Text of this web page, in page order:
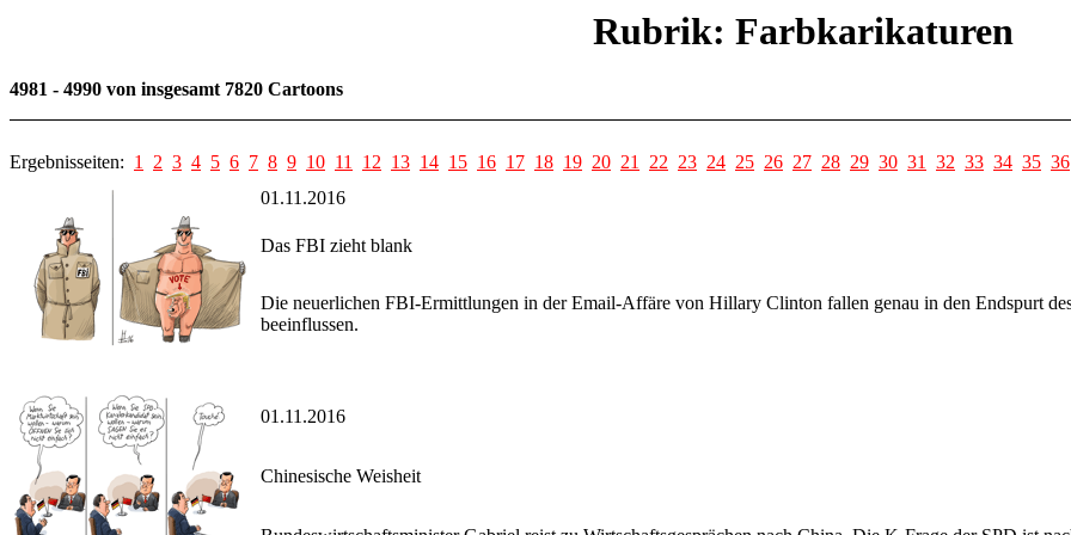
Rubrik: Farbkarikaturen
4981 - 4990 von insgesamt 7820 Cartoons
Ergebnisseiten: 1 2 3 4 5 6 7 8 9 10 11 12 13 14 15 16 17 18 19 20 21 22 23 24 25 26 27 28 29 30 31 32 33 34 35 36
01.11.2016
Das FBI zieht blank
Die neuerlichen FBI-Ermittlungen in der Email-Affäre von Hillary Clinton fallen genau in den Endspurt
beeinflussen.
01.11.2016
Chinesische Weisheit